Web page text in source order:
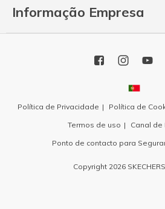
Informação Empresa
Política de Privacidade Política de
Termos de uso
Canal de
Ponto de contacto para
Copyright 2026